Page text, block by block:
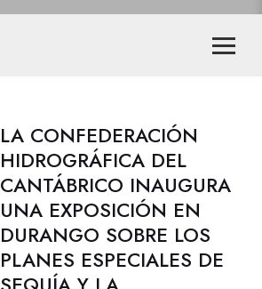
LA CONFEDERACIÓN
HIDROGRÁFICA DEL
CANTÁBRICO INAUGURA
UNA EXPOSICIÓN EN
DURANGO SOBRE LOS
PLANES ESPECIALES DE